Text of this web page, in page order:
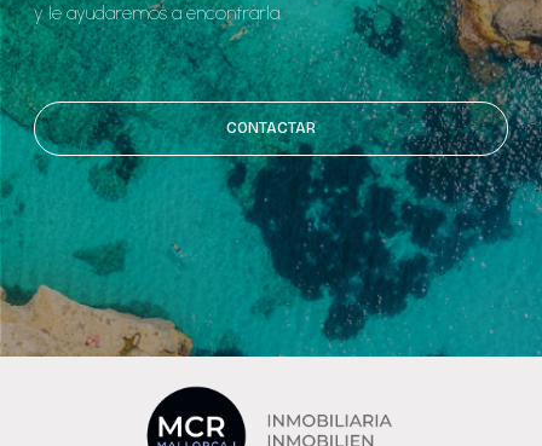
y le ayudaremos a encontrarla.
CONTACTAR